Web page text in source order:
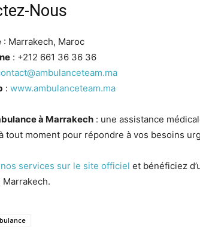
Nous
: Marrakech, Maroc
: +212 661 36 36 36
:www.ambulanceteam.ma
à Marrakech : une assistance
tout moment pour répondre à vos besoins
services sur le site officiel et bénéficiez